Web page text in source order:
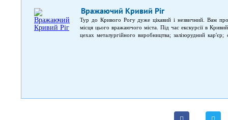
Вражаючий Кривий Ріг
Тур до Кривого Рогу дуже цікавий і незвичний. Вам
місця цього вражаючого міста. Під час екскурсії в
цехах металургійного виробництва; залізорудний кар'єр;